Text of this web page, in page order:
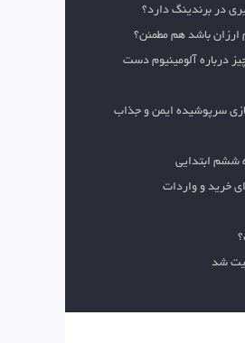
در برندینگ دارد؟
ارزان باشد هم مطمئن؟
درباره آلومینیوم دست
سرپوشیده ایمن و جذاب
ششم ابتدایی
خرید و واردات
شد